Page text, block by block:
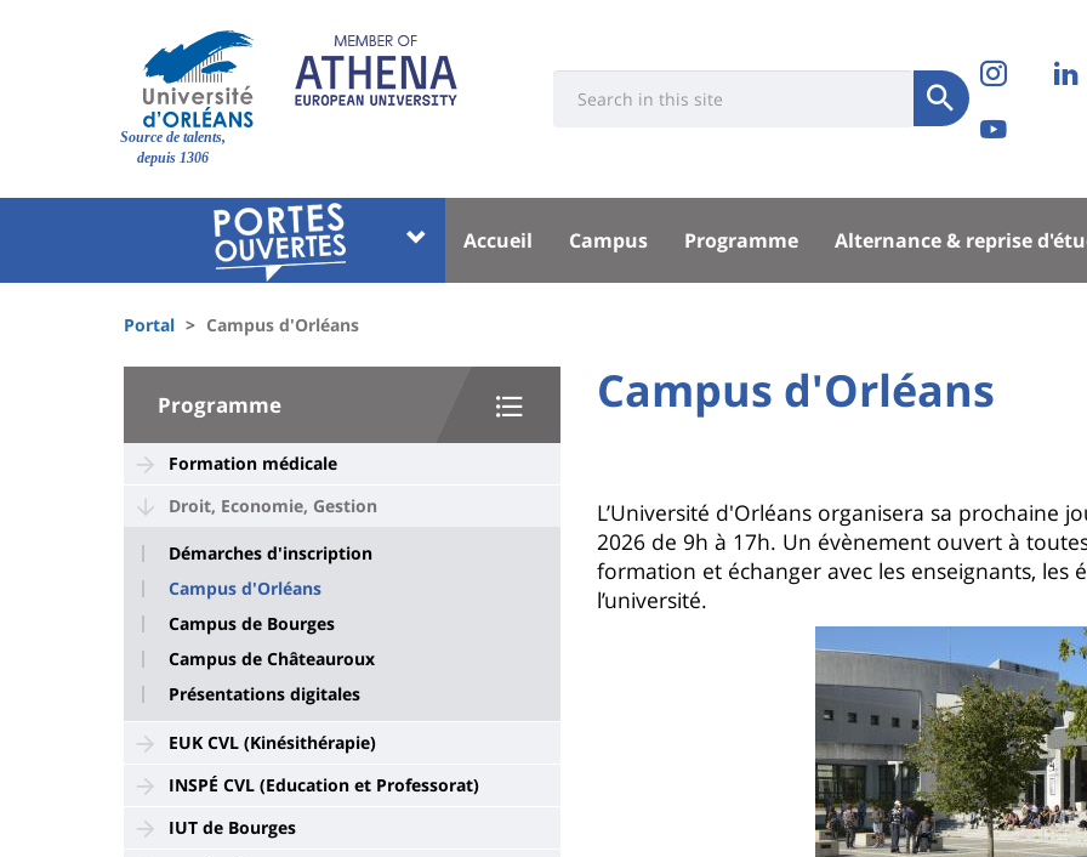
Site
Source de talents,
depuis 1306
Université
Soumettre
Réseaux
sociaux
sur
Université
Block
liste
des
composantes
Menu
Accueil Campus Programme Alternance & reprise
d'Ariane
Portal Campus d'Orléans
University
Sidebar
Programme
Formation médicale
Droit, Economie, Gestion
Démarches d'inscription
Campus d'Orléans
Campus de Bourges
Campus de Châteauroux
Présentations digitales
EUK CVL (Kinésithérapie)
INSPÉ CVL (Education et Professorat)
IUT de Bourges
University
content
Titre
page
Campus d'Orléans
Contenu
de
la
L’Université d'Orléans organisera sa prochaine
2026 de 9h à 17h. Un évènement ouvert à
formation et échanger avec les enseignants, les
l’université.